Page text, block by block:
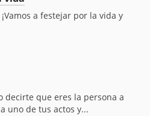
a festejar por la vida y
decirte que eres la persona a
uno de tus actos y...